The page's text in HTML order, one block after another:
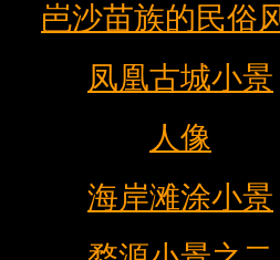
岜沙苗族的民俗
凤凰古城小景
人像
海岸滩涂小景